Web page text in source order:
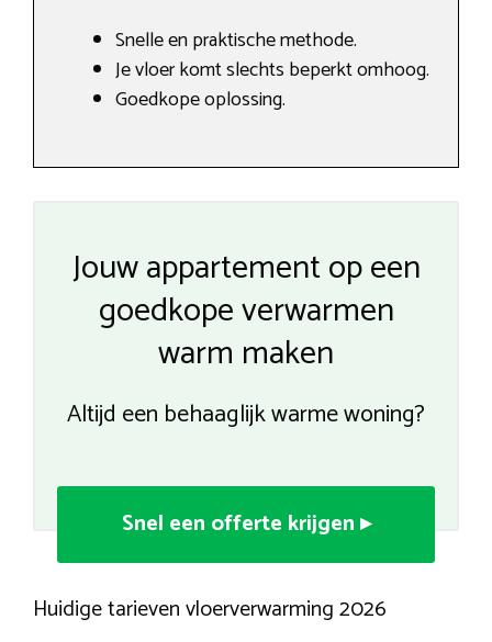
Snelle en praktische methode.
Je vloer komt slechts beperkt omhoog.
Goedkope oplossing.
Jouw appartement op een
goedkope verwarmen
warm maken
Altijd een behaaglijk warme woning?
Snel een offerte krijgen ▸
Huidige tarieven vloerverwarming 2026